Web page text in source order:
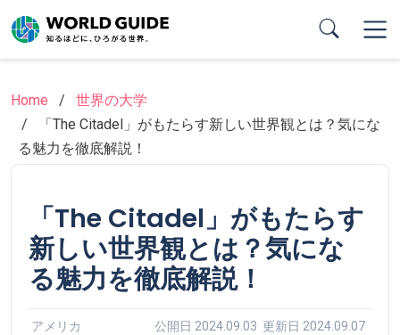
to
main
Home
世界の大学
「The Citadel」がもたらす新しい世界観とは？気にな
る魅力を徹底解説！
「The Citadel」がもたらす
新しい世界観とは？気にな
る魅力を徹底解説！
アメリカ 公開日 2024.09.03 更新日 2024.09.07